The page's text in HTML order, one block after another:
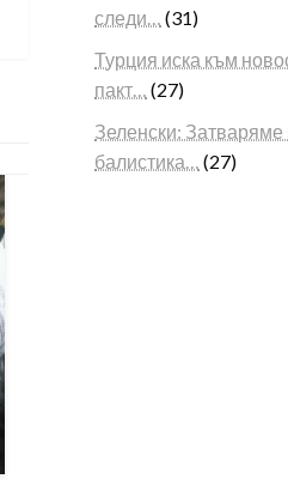
следи…
(31)
Турция иска към
пакт…
(27)
Зеленски:
балистика…
(27)